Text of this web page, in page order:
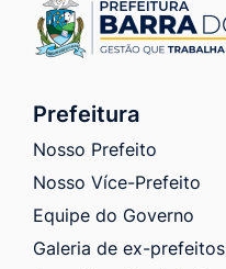
Prefeitura
Nosso Prefeito
Nosso Více-Prefeito
Equipe do Governo
Galeria de ex-prefeitos